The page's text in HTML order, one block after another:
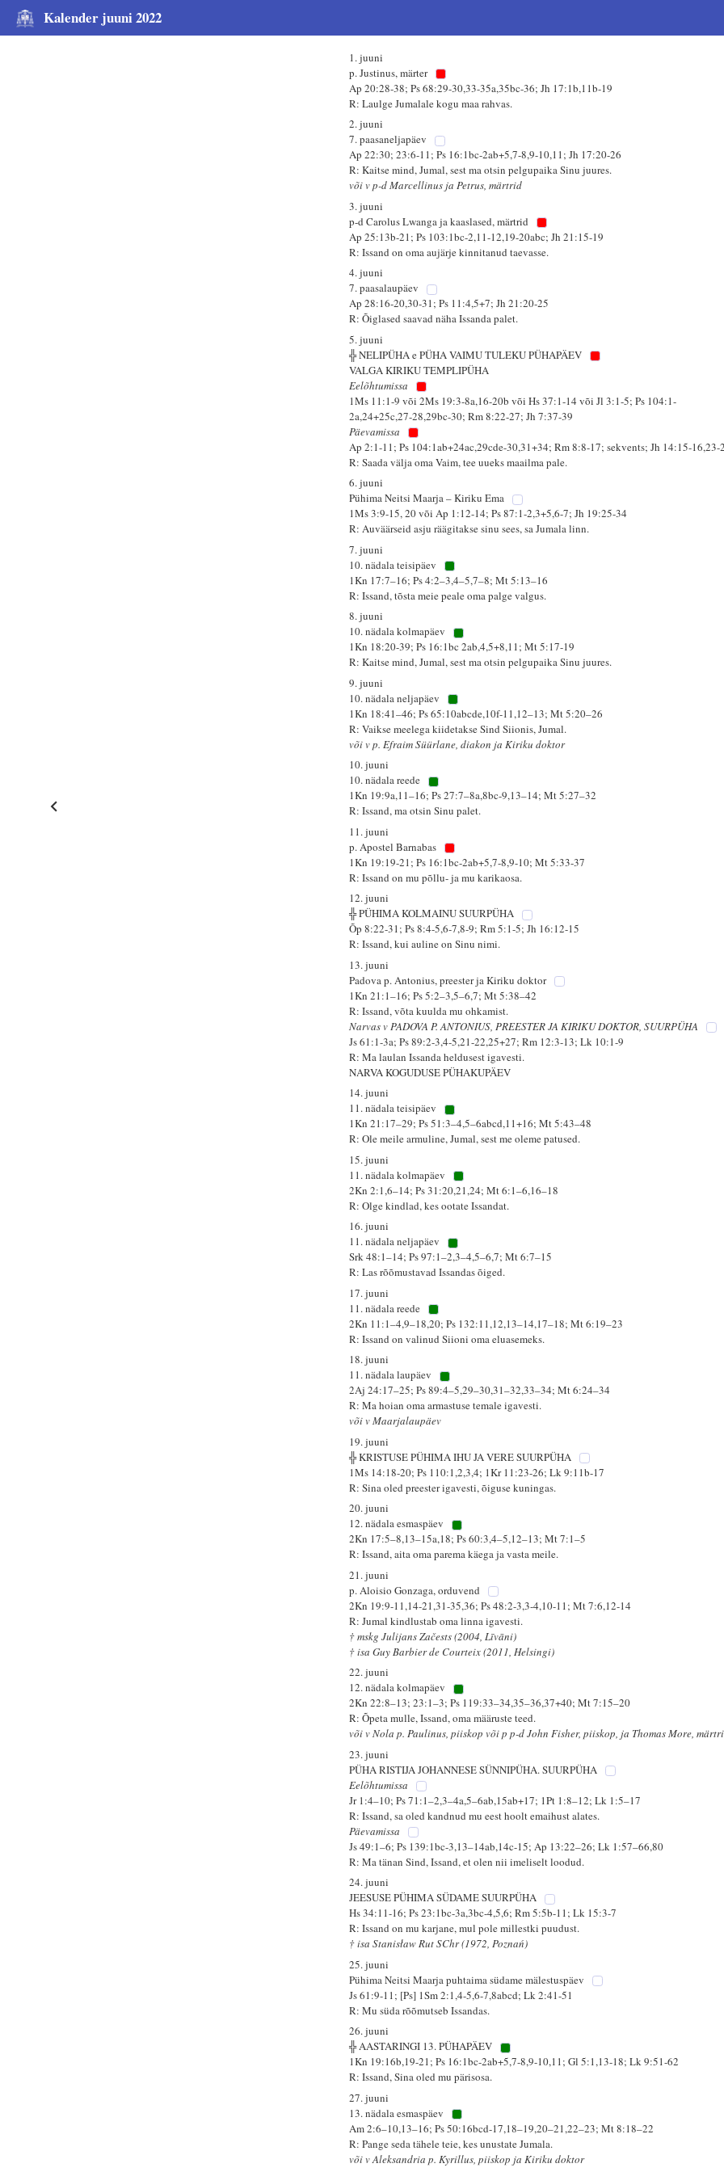
Kalender juuni 2022
1. juuni
p. Justinus, märter
Ap 20:28-38; Ps 68:29-30,33-35a,35bc-36; Jh 17:1b,11b-19
R: Laulge Jumalale kogu maa rahvas.
2. juuni
7. paasaneljapäev
Ap 22:30; 23:6-11; Ps 16:1bc-2ab+5,7-8,9-10,11; Jh 17:20-26
R: Kaitse mind, Jumal, sest ma otsin pelgupaika Sinu juures.
või v p-d Marcellinus ja Petrus, märtrid
3. juuni
p-d Carolus Lwanga ja kaaslased, märtrid
Ap 25:13b-21; Ps 103:1bc-2,11-12,19-20abc; Jh 21:15-19
R: Issand on oma aujärje kinnitanud taevasse.
4. juuni
7. paasalaupäev
Ap 28:16-20,30-31; Ps 11:4,5+7; Jh 21:20-25
R: Õiglased saavad näha Issanda palet.
5. juuni
╬ NELIPÜHA e PÜHA VAIMU TULEKU PÜHAPÄEV
VALGA KIRIKU TEMPLIPÜHA
Eelõhtumissa
1Ms 11:1-9 või 2Ms 19:3-8a,16-20b või Hs 37:1-14 või Jl 3:1-5; Ps 104:1-
2a,24+25c,27-28,29bc-30; Rm 8:22-27; Jh 7:37-39
Päevamissa
Ap 2:1-11; Ps 104:1ab+24ac,29cde-30,31+34; Rm 8:8-17; sekvents; Jh 14:15-16,23-
R: Saada välja oma Vaim, tee uueks maailma pale.
6. juuni
Pühima Neitsi Maarja – Kiriku Ema
1Ms 3:9-15, 20 või Ap 1:12-14; Ps 87:1-2,3+5,6-7; Jh 19:25-34
R: Auväärseid asju räägitakse sinu sees, sa Jumala linn.
7. juuni
10. nädala teisipäev
1Kn 17:7–16; Ps 4:2–3,4–5,7–8; Mt 5:13–16
R: Issand, tõsta meie peale oma palge valgus.
8. juuni
10. nädala kolmapäev
1Kn 18:20-39; Ps 16:1bc 2ab,4,5+8,11; Mt 5:17-19
R: Kaitse mind, Jumal, sest ma otsin pelgupaika Sinu juures.
9. juuni
10. nädala neljapäev
1Kn 18:41–46; Ps 65:10abcde,10f-11,12–13; Mt 5:20–26
R: Vaikse meelega kiidetakse Sind Siionis, Jumal.
või v p. Efraim Süürlane, diakon ja Kiriku doktor
10. juuni
10. nädala reede
1Kn 19:9a,11–16; Ps 27:7–8a,8bc-9,13–14; Mt 5:27–32
R: Issand, ma otsin Sinu palet.
11. juuni
p. Apostel Barnabas
1Kn 19:19-21; Ps 16:1bc-2ab+5,7-8,9-10; Mt 5:33-37
R: Issand on mu põllu- ja mu karikaosa.
12. juuni
╬ PÜHIMA KOLMAINU SUURPÜHA
Õp 8:22-31; Ps 8:4-5,6-7,8-9; Rm 5:1-5; Jh 16:12-15
R: Issand, kui auline on Sinu nimi.
13. juuni
Padova p. Antonius, preester ja Kiriku doktor
1Kn 21:1–16; Ps 5:2–3,5–6,7; Mt 5:38–42
R: Issand, võta kuulda mu ohkamist.
Narvas v PADOVA P. ANTONIUS, PREESTER JA KIRIKU DOKTOR, SUURPÜHA
Js 61:1-3a; Ps 89:2-3,4-5,21-22,25+27; Rm 12:3-13; Lk 10:1-9
R: Ma laulan Issanda heldusest igavesti.
NARVA KOGUDUSE PÜHAKUPÄEV
14. juuni
11. nädala teisipäev
1Kn 21:17–29; Ps 51:3–4,5–6abcd,11+16; Mt 5:43–48
R: Ole meile armuline, Jumal, sest me oleme patused.
15. juuni
11. nädala kolmapäev
2Kn 2:1,6–14; Ps 31:20,21,24; Mt 6:1–6,16–18
R: Olge kindlad, kes ootate Issandat.
16. juuni
11. nädala neljapäev
Srk 48:1–14; Ps 97:1–2,3–4,5–6,7; Mt 6:7–15
R: Las rõõmustavad Issandas õiged.
17. juuni
11. nädala reede
2Kn 11:1–4,9–18,20; Ps 132:11,12,13–14,17–18; Mt 6:19–23
R: Issand on valinud Siioni oma eluasemeks.
18. juuni
11. nädala laupäev
2Aj 24:17–25; Ps 89:4–5,29–30,31–32,33–34; Mt 6:24–34
R: Ma hoian oma armastuse temale igavesti.
või v Maarjalaupäev
19. juuni
╬ KRISTUSE PÜHIMA IHU JA VERE SUURPÜHA
1Ms 14:18-20; Ps 110:1,2,3,4; 1Kr 11:23-26; Lk 9:11b-17
R: Sina oled preester igavesti, õiguse kuningas.
20. juuni
12. nädala esmaspäev
2Kn 17:5–8,13–15a,18; Ps 60:3,4–5,12–13; Mt 7:1–5
R: Issand, aita oma parema käega ja vasta meile.
21. juuni
p. Aloisio Gonzaga, orduvend
2Kn 19:9-11,14-21,31-35,36; Ps 48:2-3,3-4,10-11; Mt 7:6,12-14
R: Jumal kindlustab oma linna igavesti.
† mskg Julijans Začests (2004, Līvāni)
† isa Guy Barbier de Courteix (2011, Helsingi)
22. juuni
12. nädala kolmapäev
2Kn 22:8–13; 23:1–3; Ps 119:33–34,35–36,37+40; Mt 7:15–20
R: Õpeta mulle, Issand, oma määruste teed.
või v Nola p. Paulinus, piiskop või p p-d John Fisher, piiskop, ja Thomas More,
23. juuni
PÜHA RISTIJA JOHANNESE SÜNNIPÜHA. SUURPÜHA
Eelõhtumissa
Jr 1:4–10; Ps 71:1–2,3–4a,5–6ab,15ab+17; 1Pt 1:8–12; Lk 1:5–17
R: Issand, sa oled kandnud mu eest hoolt emaihust alates.
Päevamissa
Js 49:1–6; Ps 139:1bc-3,13–14ab,14c-15; Ap 13:22–26; Lk 1:57–66,80
R: Ma tänan Sind, Issand, et olen nii imeliselt loodud.
24. juuni
JEESUSE PÜHIMA SÜDAME SUURPÜHA
Hs 34:11-16; Ps 23:1bc-3a,3bc-4,5,6; Rm 5:5b-11; Lk 15:3-7
R: Issand on mu karjane, mul pole millestki puudust.
† isa Stanisław Rut SChr (1972, Poznań)
25. juuni
Pühima Neitsi Maarja puhtaima südame mälestuspäev
Js 61:9-11; [Ps] 1Sm 2:1,4-5,6-7,8abcd; Lk 2:41-51
R: Mu süda rõõmutseb Issandas.
26. juuni
╬ AASTARINGI 13. PÜHAPÄEV
1Kn 19:16b,19-21; Ps 16:1bc-2ab+5,7-8,9-10,11; Gl 5:1,13-18; Lk 9:51-62
R: Issand, Sina oled mu pärisosa.
27. juuni
13. nädala esmaspäev
Am 2:6–10,13–16; Ps 50:16bcd-17,18–19,20–21,22–23; Mt 8:18–22
R: Pange seda tähele teie, kes unustate Jumala.
või v Aleksandria p. Kyrillus, piiskop ja Kiriku doktor